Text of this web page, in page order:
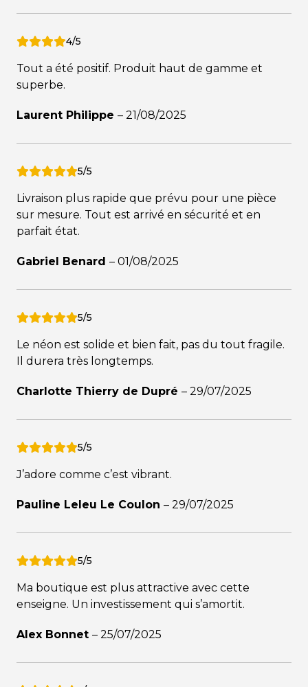
4/5
Tout a été positif. Produit haut de gamme et
superbe.
Laurent Philippe – 21/08/2025
5/5
Livraison plus rapide que prévu pour une pièce
sur mesure. Tout est arrivé en sécurité et en
parfait état.
Gabriel Benard – 01/08/2025
5/5
Le néon est solide et bien fait, pas du tout fragile.
Il durera très longtemps.
Charlotte Thierry de Dupré – 29/07/2025
5/5
J’adore comme c’est vibrant.
Pauline Leleu Le Coulon – 29/07/2025
5/5
Ma boutique est plus attractive avec cette
enseigne. Un investissement qui s’amortit.
Alex Bonnet – 25/07/2025